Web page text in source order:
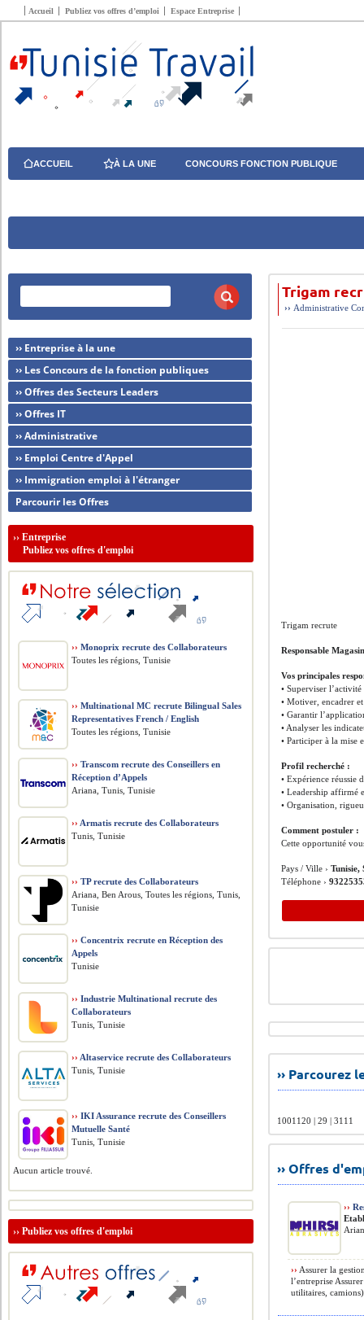
Accueil Publiez vos offres d’emploi Espace Entreprise
ACCUEIL À LA UNE CONCOURS FONCTION PUBLIQUE
Trigam
›› Administrative
Trigam recrute
Responsable
Vos principales
• Superviser
• Motiver, encadrer
• Garantir
• Analyser les
• Participer à la mise
Profil recherché :
• Expérience réussie
• Leadership affirmé
• Organisation,
Comment postuler :
Cette opportunité
Pays / Ville ›Tunisie,
Téléphone ›
››
1001120 | 29 | 3111
›› Offres
››
›› Assurer la
l’entreprise
utilitaires,
›› Entreprise à la une
›› Les Concours de la fonction publiques
›› Offres des Secteurs Leaders
›› Offres IT
›› Administrative
›› Emploi Centre d'Appel
›› Immigration emploi à l'étranger
Parcourir les Offres
››Entreprise
Publiez vos offres d'emploi
›› Monoprix recrute des Collaborateurs
Toutes les régions, Tunisie
›› Multinational MC recrute Bilingual Sales
Representatives French / English
Toutes les régions, Tunisie
›› Transcom recrute des Conseillers en
Réception d’Appels
Ariana, Tunis, Tunisie
›› Armatis recrute des Collaborateurs
Tunis, Tunisie
›› TP recrute des Collaborateurs
Ariana, Ben Arous, Toutes les régions, Tunis,
Tunisie
›› Concentrix recrute en Réception des
Appels
Tunisie
›› Industrie Multinational recrute des
Collaborateurs
Tunis, Tunisie
›› Altaservice recrute des Collaborateurs
Tunis, Tunisie
›› IKI Assurance recrute des Conseillers
Mutuelle Santé
Tunis, Tunisie
Aucun article trouvé.
››Publiez vos offres d'emploi